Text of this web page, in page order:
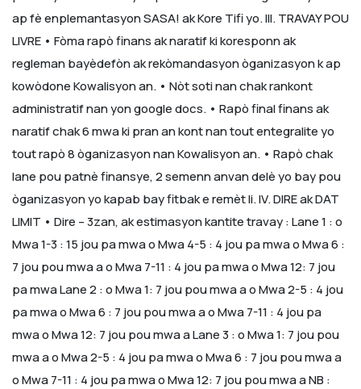
ap fè enplemantasyon SASA! ak Kore Tifi yo.III. TRAVAY POU
LIVRE • Fòma rapò finans ak naratif ki koresponn ak
regleman bayèdefòn ak rekòmandasyon òganizasyon k ap
kowòdone Kowalisyon an. • Nòt soti nan chak rankont
administratif nan yon google docs. • Rapò final finans ak
naratif chak 6 mwa ki pran an kont nan tout entegralite yo
tout rapò 8 òganizasyon nan Kowalisyon an. • Rapò chak
lane pou patnè finansye, 2 semenn anvan delè yo bay pou
òganizasyon yo kapab bay fitbak e remèt li.IV. DIRE ak DAT
LIMIT • Dire – 3zan, ak estimasyon kantite travay :Lane 1 :o
Mwa 1-3 : 15 jou pa mwao Mwa 4-5 : 4 jou pa mwao Mwa 6 :
7 jou pou mwa ao Mwa 7-11 : 4 jou pa mwao Mwa 12: 7 jou
pa mwaLane 2 :o Mwa 1: 7 jou pou mwa ao Mwa 2-5 : 4 jou
pa mwao Mwa 6 : 7 jou pou mwa ao Mwa 7-11 : 4 jou pa
mwao Mwa 12: 7 jou pou mwa aLane 3 :o Mwa 1: 7 jou pou
mwa ao Mwa 2-5 : 4 jou pa mwao Mwa 6 : 7 jou pou mwa a
o Mwa 7-11 : 4 jou pa mwao Mwa 12: 7 jou pou mwa aNB :